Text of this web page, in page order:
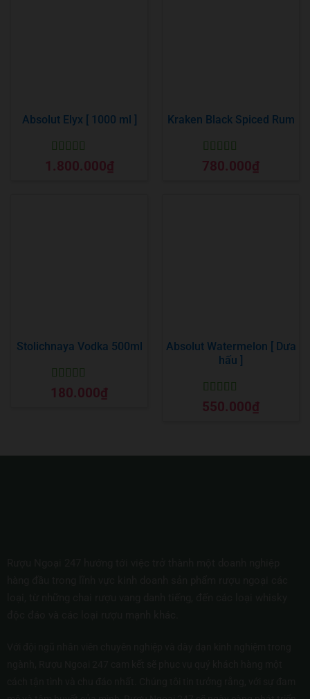
Absolut Elyx [ 1000 ml ]
Được xếp
hạng55 sao
1.800.000₫
Kraken Black Spiced Rum
Được xếp
hạng55 sao
780.000₫
Stolichnaya Vodka 500ml
Được xếp
hạng55 sao
180.000₫
Absolut Watermelon [ Dưa
hấu ]
Được xếp
hạng55 sao
550.000₫